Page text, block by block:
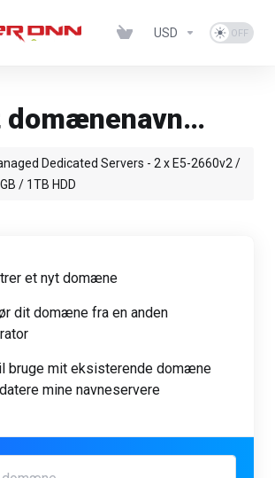
USD
Dedicated Servers - 2 x E5-2660v2 /
/ 1TB HDD
et nyt domæne
dit domæne fra en anden
bruge mit eksisterende domæne
mine navneservere